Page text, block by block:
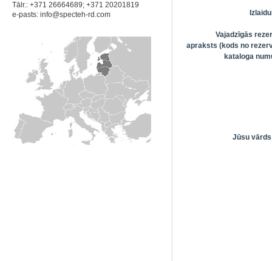
Tālr.: +371 26664689; +371 20201819
e-pasts: info@specteh-rd.com
Vajadzīgās
apraksts (kods no
kataloga
Jūsu